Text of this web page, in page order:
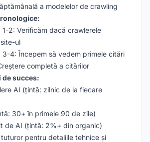
a modelelor de crawling
1-2: Verificăm dacă crawlerele
ul
3-4: Începem să vedem primele citări
completă a citărilor
succes:
AI (țintă: zilnic de la fiecare
30+ în primele 90 de zile)
de AI (țintă: 2%+ din organic)
pentru detaliile tehnice și